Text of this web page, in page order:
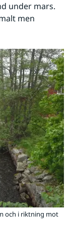
under mars.
men
och i riktning mot